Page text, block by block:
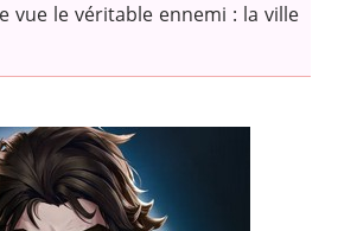
vue le véritable ennemi : la ville